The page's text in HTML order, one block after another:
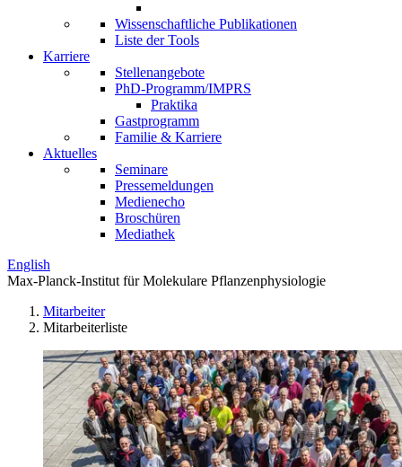
Wissenschaftliche Publikationen
Liste der Tools
Karriere
Stellenangebote
PhD-Programm/IMPRS
Praktika
Gastprogramm
Familie & Karriere
Aktuelles
Seminare
Pressemeldungen
Medienecho
Broschüren
Mediathek
English
Max-Planck-Institut für Molekulare Pflanzenphysiologie
Mitarbeiter
Mitarbeiterliste